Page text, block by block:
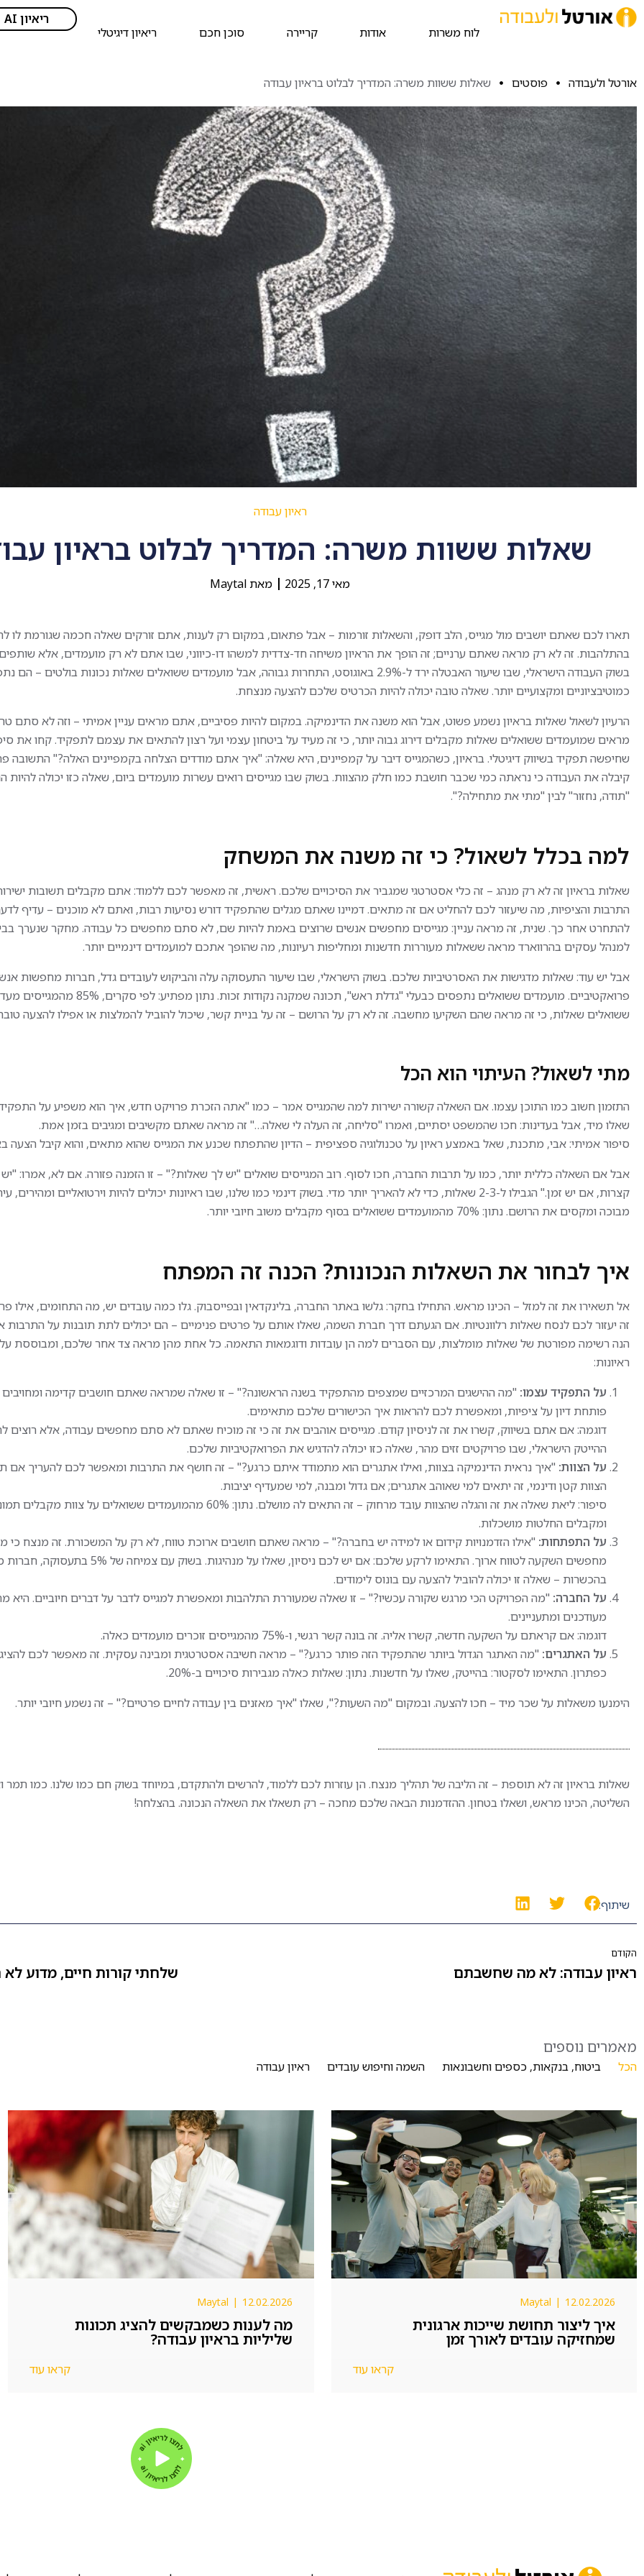
לוח משרות אודות קריירה סוכן חכם ריאיון דיגיטלי
ריאיון AI
אורטל ולעבודה פוסטים שאלות ששוות משרה: המדריך לבלוט בראיון עבודה
ראיון עבודה
שאלות ששוות משרה: המדריך לבלוט בראיון
מאי 17, 2025 מאת
תארו לכם שאתם יושבים מול מגייס, הלב דופק, והשאלות זורמות – אבל פתאום, במקום רק לענות, אתם זורקים שאלה חכמה שגורמת לו
בהתלהבות. זה לא רק מראה שאתם ערניים; זה הופך את הראיון משיחה חד-צדדית למשהו דו-כיווני, שבו אתם לא רק מועמדים, אלא שותפים
בשוק העבודה הישראלי, שבו שיעור האבטלה ירד ל-2.9% באוגוסט, התחרות גבוהה, אבל מועמדים ששואלים שאלות נכונות בולטים –
כמוטיבציוניים ומקצועיים יותר. שאלה טובה יכולה להיות הכרטיס שלכם להצעה מנצחת.
הרעיון לשאול שאלות בראיון נשמע פשוט, אבל הוא משנה את הדינמיקה. במקום להיות פסיביים, אתם מראים עניין אמיתי – וזה לא סתם
מראים שמועמדים ששואלים שאלות מקבלים דירוג גבוה יותר, כי זה מעיד על ביטחון עצמי ועל רצון להתאים את עצמם לתפקיד. קחו את
שחיפשה תפקיד בשיווק דיגיטלי. בראיון, כשהמגייס דיבר על קמפיינים, היא שאלה: "איך אתם מודדים הצלחה בקמפיינים האלה?" התשובה
קיבלה את העבודה כי נראתה כמי שכבר חושבת כמו חלק מהצוות. בשוק שבו מגייסים רואים עשרות מועמדים ביום, שאלה כזו יכולה להיות
"תודה, נחזור" לבין "מתי את מתחילה?".
למה בכלל לשאול? כי זה משנה את המשחק
שאלות בראיון זה לא רק מנהג – זה כלי אסטרטגי שמגביר את הסיכויים שלכם. ראשית, זה מאפשר לכם ללמוד: אתם מקבלים תשובות
התרבות והציפיות, מה שיעזור לכם להחליט אם זה מתאים. דמיינו שאתם מגלים שהתפקיד דורש נסיעות רבות, ואתם לא מוכנים – עדיף
להתחרט אחר כך. שנית, זה מראה עניין: מגייסים מחפשים אנשים שרוצים באמת להיות שם, לא סתם מחפשים כל עבודה. מחקר שנערך
למנהל עסקים בהרווארד מראה ששאלות מעוררות חדשנות ומחליפות רעיונות, מה שהופך אתכם למועמדים דינמיים יותר.
אבל יש עוד: שאלות מדגישות את האסרטיביות שלכם. בשוק הישראלי, שבו שיעור התעסוקה עלה והביקוש לעובדים גדל, חברות מחפשות
פרואקטיביים. מועמדים ששואלים נתפסים כבעלי "גדלת ראש", תכונה
ששואלים שאלות, כי זה מראה שהם השקיעו מחשבה. זה לא רק על הרושם – זה על בניית קשר, שיכול להוביל להמלצות או אפילו להצעה
מתי לשאול? העיתוי הוא הכל
התזמון חשוב כמו התוכן עצמו. אם השאלה קשורה ישירות למה שהמגייס אמר – כמו "אתה הזכרת פרויקט חדש, איך הוא משפיע על
שאלו מיד, אבל בעדינות: חכו שהמשפט יסתיים, ואמרו "סליחה, זה העלה לי שאלה…" זה מראה שאתם מקשיבים ומגיבים בזמן אמת.
סיפור אמיתי: אבי, מתכנת, שאל באמצע ראיון על טכנולוגיה ספציפית – הדיון שהתפתח שכנע את המגייס שהוא מתאים, והוא קיבל הצעה
אבל אם השאלה כללית יותר, כמו על תרבות החברה, חכו לסוף. רוב המגייסים שואלים "יש לך שאלות?" – זו הזמנה פזורה. אם לא, אמרו:
קצרות, אם יש זמן." הגבילו ל-2-3 שאלות, כדי לא להאריך יותר מדי. בשוק דינמי כמו שלנו, שבו ראיונות יכולים להיות וירטואליים
מבוכה ומקסים את הרושם. נתון: 70% מהמועמדים ששואלים בסוף מקבלים משוב חיובי יותר.
איך לבחור את השאלות הנכונות? הכנה זה המפתח
אל תשאירו את זה למזל – הכינו מראש. התחילו בחקר: גלשו באתר החברה, בלינקדאין ובפייסבוק. גלו כמה עובדים יש, מה התחומים, אילו
זה יעזור לכם לנסח שאלות רלוונטיות. אם הגעתם דרך חברת השמה, שאלו אותם על פרטים פנימיים – הם יכולים לתת תובנות על התרבות
הנה רשימה מפורטת של שאלות מומלצות, עם הסברים למה הן עובדות ודוגמאות התאמה. כל אחת מהן מראה צד אחר שלכם, ומבוססת על
ראיונות:
על התפקיד עצמו: "מה ההישגים המרכזיים שמצפים מהתפקיד בשנה הראשונה?" – זו שאלה שמראה שאתם חושבים קדימה
פותחת דיון על ציפיות, ומאפשרת לכם להראות איך הכישורים שלכם מתאימים.
דוגמה: אם אתם בשיווק, קשרו את זה לניסיון קודם. מגייסים אוהבים את זה כי זה מוכיח שאתם לא סתם מחפשים עבודה, אלא רוצים
ההייטק הישראלי, שבו פרויקטים זזים מהר, שאלה כזו יכולה להדגיש את הפרואקטיביות שלכם.
על הצוות: "איך נראית הדינמיקה בצוות, ואילו אתגרים הוא מתמודד איתם כרגע?" – זה חושף את התרבות ומאפשר לכם להעריך אם
הצוות קטן ודינמי, זה יתאים למי שאוהב אתגרים; אם גדול ומבנה, למי שמעדיף יציבות.
סיפור: ליאת שאלה את זה והגלה שהצוות עובד מרחוק – זה התאים לה מושלם. נתון: 60% מהמועמדים ששואלים
ומקבלים החלטות מושכלות.
על התפתחות: "אילו הזדמנויות קידום או למידה יש בחברה?" – מראה שאתם חושבים ארוכת טווח, לא רק על המשכורת. זה מנצח כי
מחפשים השקעה לטווח ארוך. התאימו לרקע שלכם: אם יש לכם ניסיון, שאלו על מנהיגות.
בהכשרות – שאלה זו יכולה להוביל להצעה עם בונוס לימודים.
על החברה: "מה הפרויקט הכי מרגש שקורה עכשיו?" – זו שאלה שמעוררת התלהבות ומאפשרת למגייס לדבר על דברים חיוביים.
מעודכנים ומתעניינים.
דוגמה: אם קראתם על השקעה חדשה, קשרו אליה. זה בונה קשר רגשי, ו-75% מהמגייסים זוכרים מועמדים כאלה.
על האתגרים: "מה האתגר הגדול ביותר שהתפקיד הזה פותר כרגע?" – מראה חשיבה אסטרטגית ומבינה עסקית. זה מאפשר לכם
כפתרון. התאימו לסקטור: בהייטק, שאלו על חדשנות. נתון: שאלות כאלה מגבירות סיכויים ב-20%.
הימנעו משאלות על שכר מיד – חכו להצעה. ובמקום "מה השעות?", שאלו "איך מאזנים בין עבודה לחיים פרטיים?" – זה נשמע חיובי יותר.
שאלות בראיון זה לא תוספת – זה הליבה של תהליך מנצח. הן עוזרות לכם ללמוד, להרשים ולהתקדם, במיוחד בשוק חם כמו שלנו. כמו תמר
השליטה, הכינו מראש, ושאלו בטחון. ההזדמנות הבאה שלכם מחכה – רק תשאלו את השאלה הנכונה. בהצלחה!
שיתוף:
הקודם
ראיון עבודה: לא מה שחשבתם שלחתי קורות חיים, מדוע לא
נציג/ת שירות טכני
נציג/ת שירות
טכני
לחברת אשראי מובילה דרוש/ה
נציג/ת מניעת הונאות
וכרטיסי אשראי – ולהיות זה
שעוצר את ההונאה רגע לפני
במסגרת התפקיד:
איתור וזיהוי של עסקאות
חשודות בזמן אמת
חקירת פעולות חריגות בכרטיסי
מזויפים
הצלבת נתונים, יצירת קשר עם
לקוחות ותחקור לפי צורך
ממוחשבות ומול גורמי הביטחון
בארגון
מענה לשיחות נכנסות לצורך
זיהוי ואימות
היקף המשרה: מלאה, 5
הכוללת גם לילות וסופי שבוע.
תנאים מצוינים למתאימים/ות:
שכר מתגמל
מענקי התמדה
החזר הוצאות אש"ל
ימי גיבוש, הטבות נוספות
ותנאים מעולים
דרישות חובה:
אוריינטציה טכנולוגית ויכולת
האבטחה של חברת אשראי
מובילה – עם סביבת עבודה
5 ימים
בשבוע הגשת מועמדות
ייצור ותעשייה
עובד/ת ייצור
עובד/ת ייצור – עבודה
במשמרות | מפעל מתקדם
הפעלת מכונות ואחריות על פסי
מהות התפקיד:
תיעוד תהליכי עבודה בזמן אמת
הכנת חומרים וציוד מעוקר
עבודה בסביבה ממוחשבת
היקף המשרה:
עבודה ב־3 משמרות כולל סופי
שבוע לסירוגין
נכונות לשעות נוספות
שכר ותנאים:
שכר 40 ₪ לשעה עם אפשרות
לשדרוג לפי ניסיון
הסעות, חדר אוכל מסובסד וסל
דרישות התפקיד:
ניסיון בעבודת ייצור במשמרות
והפעלת מכונות – חובה
שליטה בעברית – חובה
– יתרון
נכונות לעבודה פיזית מאומצת
תנאים טובים וסביבת עבודה
קראו עוד
ירושלים
יו"ש ימים
בשבוע
הגשת מועמדות
נציג/ת שירות טלפוני
נציג/ת
טלפוניות
נציג/ת מכירות
מהות התפקיד:
ביצוע הזמנות ומכירות
ללקוחות עסקיים,
עבודה עם נתונים
17:00
08:00–16:00 בגמישות
שכר בסיס מתגמל
כלכלת ארוחות יומית,
נסיעות ותנאי רווחה
קרן השתלמות לאחר
בחגים והטבות נוספות
דרישות התפקיד:
ניסיון קודם במכירות
עבודה מול לקוחות
מאמרים נוספים
הכל ביטוח, בנקאות, כספים וחשבונאות השמה וחיפוש עובדים ראיון עבודה
12.02.2026
|
Maytal
איך ליצור תחושת שייכות ארגונית
שמחזיקה עובדים לאורך זמן
קראו עוד
12.02.2026
|
Maytal
מה לענות כשמבקשים להציג תכונות
שליליות בראיון עבודה?
קראו עוד